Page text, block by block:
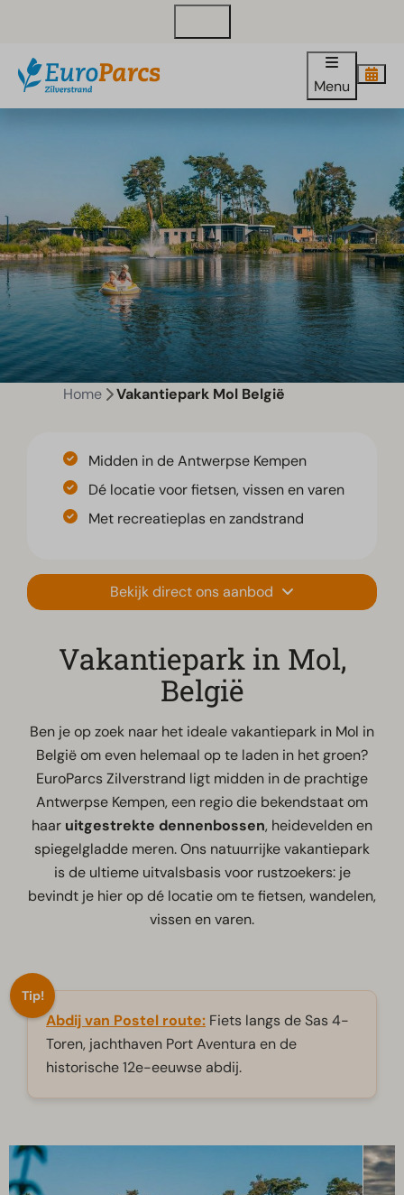
Menu
Home Vakantiepark Mol België
Midden in de Antwerpse Kempen
Dé locatie voor fietsen, vissen en varen
Met recreatieplas en zandstrand
Bekijk direct ons aanbod
Vakantiepark in Mol,
België
Ben je op zoek naar het ideale vakantiepark in Mol in
België om even helemaal op te laden in het groen?
EuroParcs Zilverstrand ligt midden in de prachtige
Antwerpse Kempen, een regio die bekendstaat om
haar uitgestrekte dennenbossen, heidevelden en
spiegelgladde meren. Ons natuurrijke vakantiepark
is de ultieme uitvalsbasis voor rustzoekers: je
bevindt je hier op dé locatie om te fietsen, wandelen,
vissen en varen.
Tip!
Abdij van Postel route: Fiets langs de Sas 4-
Toren, jachthaven Port Aventura en de
historische 12e-eeuwse abdij.